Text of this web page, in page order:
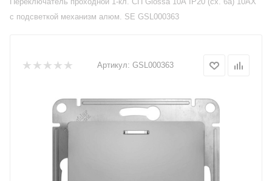
с подсветкой механизм алюм. SE GSL000363
Артикул: GSL000363